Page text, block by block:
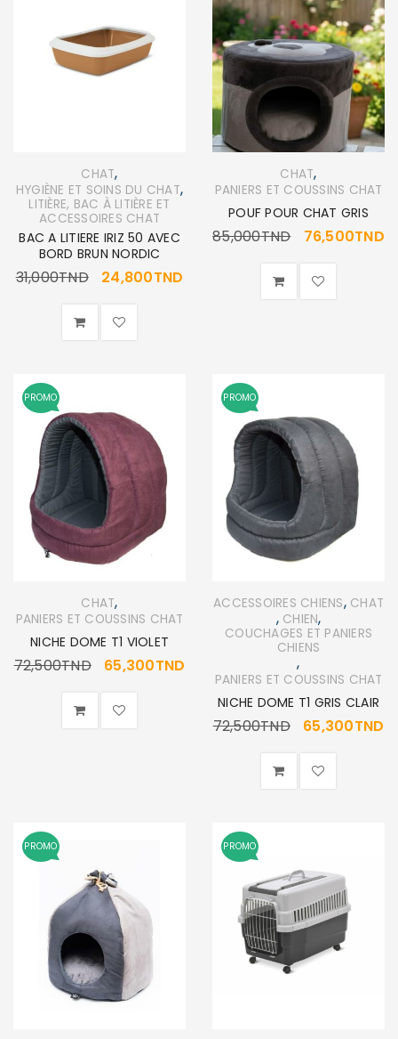
CHAT,
HYGIÈNE ET SOINS DU CHAT,
LITIÈRE, BAC À LITIÈRE ET
ACCESSOIRES CHAT
BAC A LITIERE IRIZ 50 AVEC
BORD BRUN NORDIC
31,000TND 24,800TND
CHAT,
PANIERS ET COUSSINS CHAT
POUF POUR CHAT GRIS
85,000TND 76,500TND
PROMO
CHAT,
PANIERS ET COUSSINS CHAT
NICHE DOME T1 VIOLET
72,500TND 65,300TND
PROMO
ACCESSOIRES CHIENS, CHAT
, CHIEN,
COUCHAGES ET PANIERS
CHIENS
,
PANIERS ET COUSSINS CHAT
NICHE DOME T1 GRIS CLAIR
72,500TND 65,300TND
PROMO PROMO